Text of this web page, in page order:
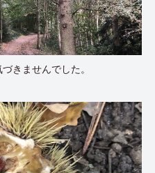
きませんでした。